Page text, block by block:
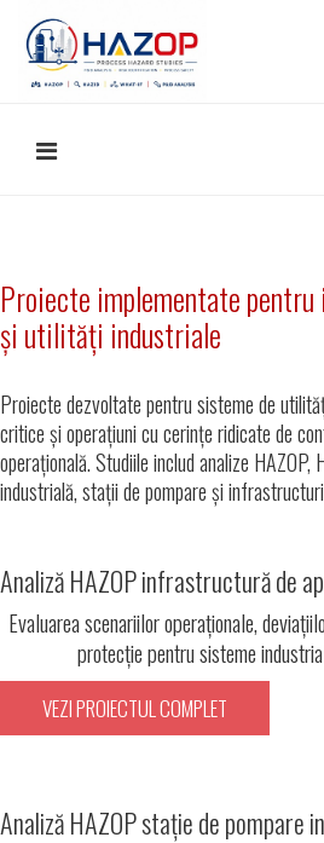
Proiecte implementate
și utilități industriale
Proiecte dezvoltate pentru sisteme de
critice și operațiuni cu cerințe ridicate de
operațională. Studiile includ analize
industrială, stații de pompare și
Analiză HAZOP infrastructură de
Evaluarea scenariilor operaționale,
protecție pentru sisteme
VEZI PROIECTUL COMPLET
Analiză HAZOP stație de pompare